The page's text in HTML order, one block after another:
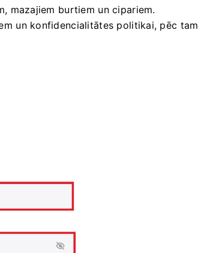
mazajiem burtiem un cipariem.
un konfidencialitātes politikai, pēc tam